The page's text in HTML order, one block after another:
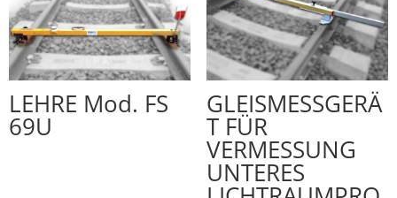
LEHRE Mod. FS
69U
GLEISMESSGERÄ
T FÜR
VERMESSUNG
UNTERES